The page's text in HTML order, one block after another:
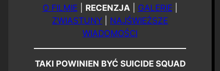
O FILMIE RECENZJA GALERIE
ZWIASTUNY
NAJŚWIEŻSZE
WIADOMOŚCI
TAKI POWINIEN BYĆ SUICIDE SQUAD